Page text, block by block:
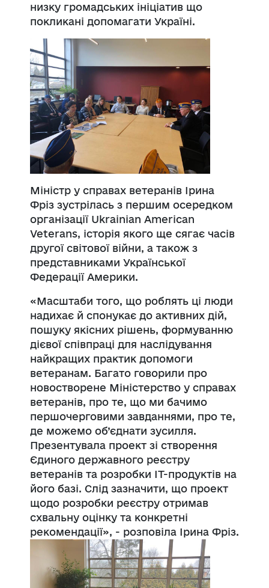
низку громадських ініціатив що
покликані допомагати Україні.
Міністр у справах ветеранів Ірина
Фріз зустрілась з першим осередком
організації Ukrainian American
Veterans, історія якого ще сягає часів
другої світової війни, а також з
представниками Української
Федерації Америки.
«Масштаби того, що роблять ці люди
надихає й спонукає до активних дій,
пошуку якісних рішень, формуванню
дієвої співпраці для наслідування
найкращих практик допомоги
ветеранам. Багато говорили про
новостворене Міністерство у справах
ветеранів, про те, що ми бачимо
першочерговими завданнями, про те,
де можемо об’єднати зусилля.
Презентувала проект зі створення
Єдиного державного реєстру
ветеранів та розробки ІТ-продуктів на
його базі. Слід зазначити, що проект
щодо розробки реєстру отримав
схвальну оцінку та конкретні
рекомендації», - розповіла Ірина Фріз.